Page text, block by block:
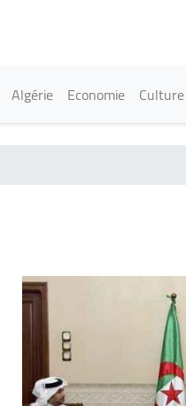
navigation
Algérie Economie Culture